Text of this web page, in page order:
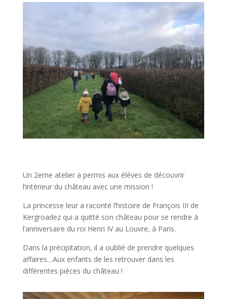
Un 2eme atelier a permis aux élèves de découvrir
l’intérieur du château avec une mission !
La princesse leur a raconté l’histoire de François III de
Kergroadez qui a quitté son château pour se rendre à
l’anniversaire du roi Henri IV au Louvre, à Paris.
Dans la précipitation, il a oublié de prendre quelques
affaires…Aux enfants de les retrouver dans les
différentes pièces du château !